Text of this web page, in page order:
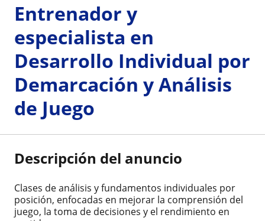
Entrenador y
especialista en
Desarrollo Individual por
Demarcación y Análisis
de Juego
Descripción del anuncio
Clases de análisis y fundamentos individuales por
posición, enfocadas en mejorar la comprensión del
juego, la toma de decisiones y el rendimiento en